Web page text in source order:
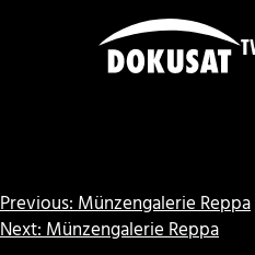
Previous:Münzengalerie Reppa
Next:Münzengalerie Reppa